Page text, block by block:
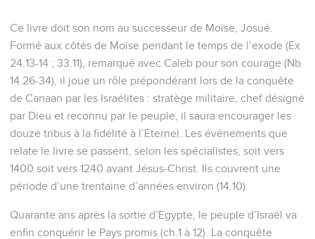
Ce livre doit son nom au successeur de Moïse, Josué.
Formé aux côtés de Moïse pendant le temps de l’exode (Ex
24.13-14 ; 33.11), remarqué avec Caleb pour son courage (Nb
14.26-34), il joue un rôle prépondérant lors de la conquête
de Canaan par les Israélites : stratège militaire, chef désigné
par Dieu et reconnu par le peuple, il saura encourager les
douze tribus à la fidélité à l’Eternel. Les événements que
relate le livre se passent, selon les spécialistes, soit vers
1400 soit vers 1240 avant Jésus-Christ. Ils couvrent une
période d’une trentaine d’années environ (14.10).
Quarante ans après la sortie d’Egypte, le peuple d’Israël va
enfin conquérir le Pays promis (ch.1 à 12). La conquête